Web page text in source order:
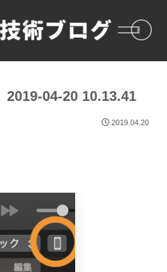
2019-04-20 10.13.41
2019.04.20